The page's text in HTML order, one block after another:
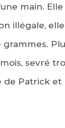
main. Elle
illégale,
grammes.
sevré
de Patrick et